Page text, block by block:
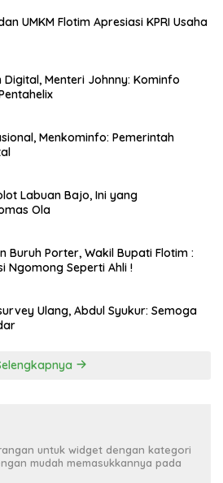
UMKM Flotim Apresiasi KPRI Usaha
Menteri Johnny: Kominfo
Menkominfo: Pemerintah
Labuan Bajo, Ini yang
Ola
Buruh Porter, Wakil Bupati Flotim :
Ngomong Seperti Ahli !
Ulang, Abdul Syukur: Semoga
untuk widget dengan kategori
mudah memasukkannya pada